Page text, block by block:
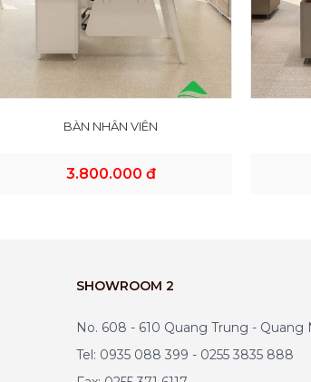
BÀN NHÂN VIÊN
3.800.000 đ
SHOWROOM 2
No. 608 - 610 Quang Trung - Quang
Tel: 0935 088 399 - 0255 3835 888